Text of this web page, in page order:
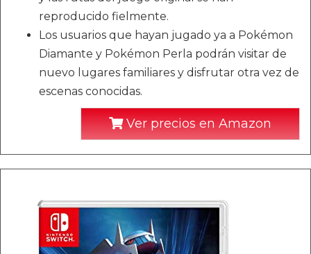
reproducido fielmente.
Los usuarios que hayan jugado ya a Pokémon
Diamante y Pokémon Perla podrán visitar de
nuevo lugares familiares y disfrutar otra vez de
escenas conocidas.
Ver precios en Amazon